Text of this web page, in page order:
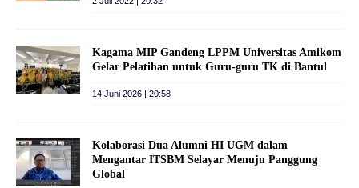
Kagama MIP Gandeng LPPM Universitas Amikom
Gelar Pelatihan untuk Guru-guru TK di Bantul
14 Juni 2026 | 20:58
Kolaborasi Dua Alumni HI UGM dalam
Mengantar ITSBM Selayar Menuju Panggung
Global